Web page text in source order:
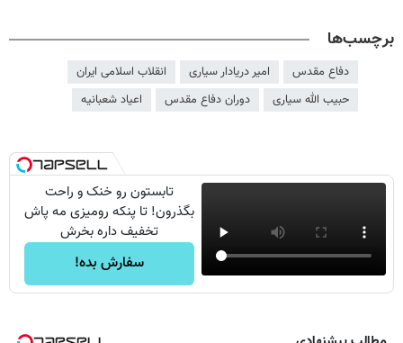
برچسب‌ها
دفاع مقدس امیر دریادار سیاری
انقلاب اسلامی ایران
حبیب الله سیاری
دوران دفاع مقدس اعیاد شعبانیه
تابستون رو خنک و راحت
بگذرون! تا پنکه رومیزی مه پاش
تخفیف داره بخرش
سفارش بده!